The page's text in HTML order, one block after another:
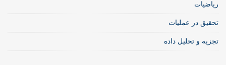
ریاضیات
تحقیق در عملیات
تجزیه و تحلیل داده